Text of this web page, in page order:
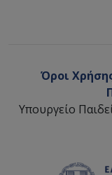
Όροι
Υπουργείο